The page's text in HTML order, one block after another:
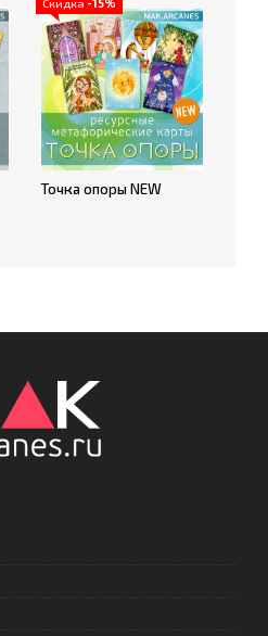
Точка опоры NEW